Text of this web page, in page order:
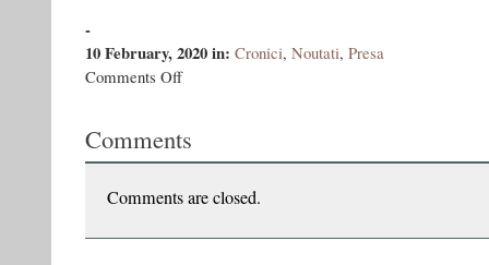
-
10 February, 2020in: Cronici, Noutati, Presa
Comments Offon
să
Comments
Comments are closed.